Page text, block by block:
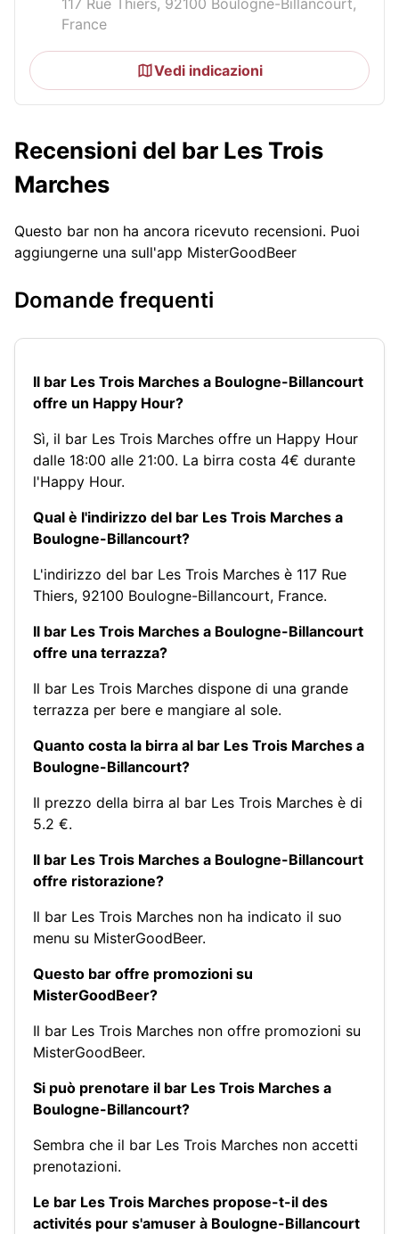
France
Vedi indicazioni
Recensioni del bar Les Trois
Marches
Questo bar non ha ancora ricevuto recensioni. Puoi
aggiungerne una sull'app MisterGoodBeer
Domande frequenti
Il bar Les Trois Marches a Boulogne-Billancourt
offre un Happy Hour?
Sì, il bar Les Trois Marches offre un Happy Hour
dalle 18:00 alle 21:00. La birra costa 4€ durante
l'Happy Hour.
Qual è l'indirizzo del bar Les Trois Marches a
Boulogne-Billancourt?
L'indirizzo del bar Les Trois Marches è 117 Rue
Thiers, 92100 Boulogne-Billancourt, France.
Il bar Les Trois Marches a Boulogne-Billancourt
offre una terrazza?
Il bar Les Trois Marches dispone di una grande
terrazza per bere e mangiare al sole.
Quanto costa la birra al bar Les Trois Marches a
Boulogne-Billancourt?
Il prezzo della birra al bar Les Trois Marches è di
5.2 €.
Il bar Les Trois Marches a Boulogne-Billancourt
offre ristorazione?
Il bar Les Trois Marches non ha indicato il suo
menu su MisterGoodBeer.
Questo bar offre promozioni su
MisterGoodBeer?
Il bar Les Trois Marches non offre promozioni su
MisterGoodBeer.
Si può prenotare il bar Les Trois Marches a
Boulogne-Billancourt?
Sembra che il bar Les Trois Marches non accetti
prenotazioni.
Le bar Les Trois Marches propose-t-il des
activités pour s'amuser à Boulogne-Billancourt